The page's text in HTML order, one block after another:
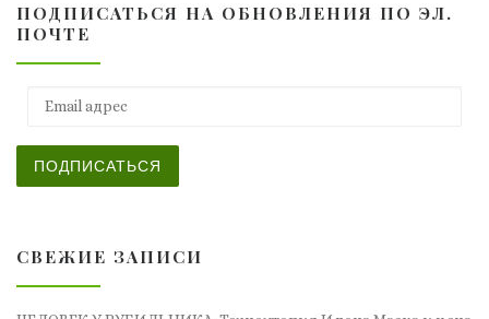
ПОДПИСАТЬСЯ НА ОБНОВЛЕНИЯ ПО ЭЛ.
ПОЧТЕ
ПОДПИСАТЬСЯ
СВЕЖИЕ ЗАПИСИ